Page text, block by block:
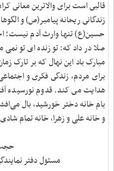
قالبى است براى والاترین معانى
زندگانى ریحانه پیامبر(ص) و
حسین(ع) تنها وارث آدم نیست؛
صلا در داد که: تو زنده ای تو
مبارک باد این نهال که بر تارک
براى مردم، زندگى فکرى و
هدایت مى‏ کند. قدوم نورسیده
بام خانه دختر خورشید، بال
و خانه علی و زهرا، خانه تمام
مسئول دفتر